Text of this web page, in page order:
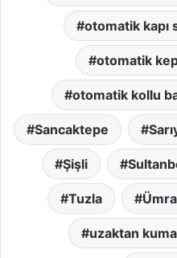
otomatik
otomatik
otomatik kollu
Sancaktepe
Şişli
Tuzla
uzaktan